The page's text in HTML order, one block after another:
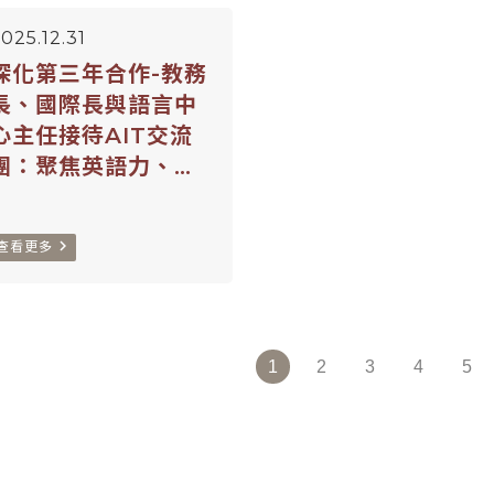
化第三年合作-教務
、國際長與語言中
主任接待AIT交流
：聚焦英語力、
看更多 navigate_next
1 2 3 4 5